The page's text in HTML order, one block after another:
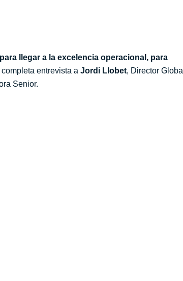
llegar a la excelencia operacional, para
entrevista a Jordi Llobet, Director Global
Senior.